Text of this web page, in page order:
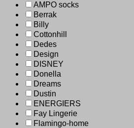
AMPO socks
Berrak
Billy
Cottonhill
Dedes
Design
DISNEY
Donella
Dreams
Dustin
ENERGIERS
Fay Lingerie
Flamingo-home